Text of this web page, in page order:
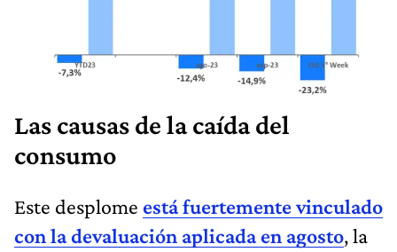
Las causas de la caída del
consumo
Este desplome está fuertemente vinculado
con la devaluación aplicada en agosto, la